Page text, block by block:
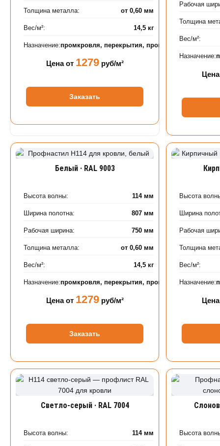
Толщина металла: от 0,60 мм
Вес/м²: 14,5 кг
Назначение:промкровля, перекрытия, промышленные
Цена от 1279руб/м²
Заказать
Рабочая
Толщина
Вес/м²:
Назначение:
Белый · RAL 9003
Высота волны: 114 мм
Ширина полотна: 807 мм
Рабочая ширина: 750 мм
Толщина металла: от 0,60 мм
Вес/м²: 14,5 кг
Назначение:промкровля, перекрытия, промышленные
Цена от 1279руб/м²
Заказать
Высота
Ширина
Рабочая
Толщина
Вес/м²:
Назначение:
Светло-серый · RAL 7004
Высота волны: 114 мм Высота